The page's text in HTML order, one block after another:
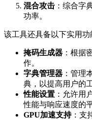
混合攻击 ：综合字
功率。
该工具还具备以下实用功
掩码生成器 ：根据
作。
字典管理器 ：管理
典，以提高用户的
性能设置 ：允许用
性能与响应速度的
GPU加速支持：支